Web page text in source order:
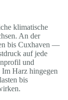
klimatische
An der
bis Cuxhaven —
auf jede
und
Im Harz hingegen
bis